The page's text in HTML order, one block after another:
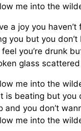
me into the
a joy you haven’t
you but you
you’re drunk
glass
me into the
is beating but you
and you don’t
me into the